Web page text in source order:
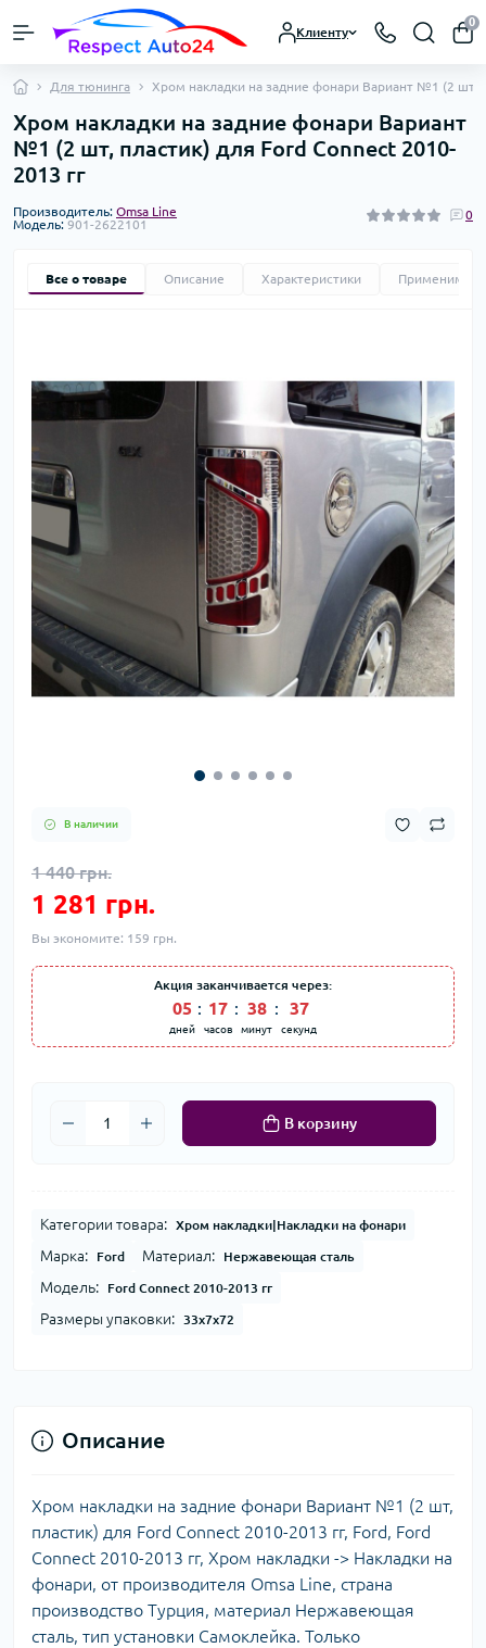
Клиенту
0
Для тюнинга Хром накладки на задние фонари Вариант №1 (2 шт,
Хром накладки на задние фонари Вариант
№1 (2 шт, пластик) для Ford Connect 2010-
2013 гг
Производитель: Omsa Line
Модель: 901-2622101
0
Все о товаре Описание Характеристики
В наличии
1 440 грн.
1 281 грн.
Вы экономите: 159 грн.
Акция заканчивается через:
05
дней
: 17
часов
: 38
минут
: 37
секунд
В корзину
Категории товара: Хром накладки|Накладки на фонари
Марка: Ford Материал: Нержавеющая сталь
Модель: Ford Connect 2010-2013 гг
Размеры упаковки: 33x7x72
Описание
Хром накладки на задние фонари Вариант №1 (2 шт,
пластик) для Ford Connect 2010-2013 гг, Ford, Ford
Connect 2010-2013 гг, Хром накладки -> Накладки на
фонари, от производителя Omsa Line, страна
производство Турция, материал Нержавеющая
сталь, тип установки Самоклейка. Только